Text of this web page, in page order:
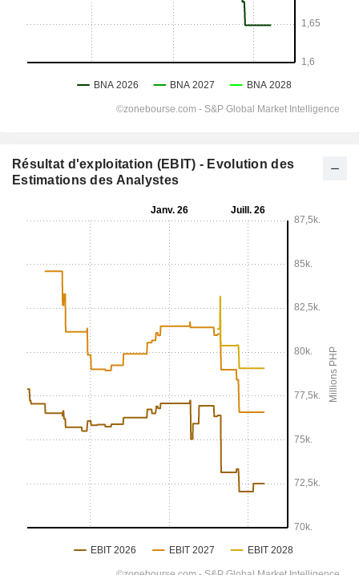
Résultat d'exploitation (EBIT) - Evolution des
Estimations des Analystes